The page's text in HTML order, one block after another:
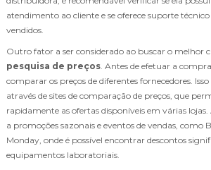
atendimento ao cliente e se oferece suporte
vendidos.
Outro fator a ser considerado ao buscar o melhor
pesquisa de preços. Antes de efetuar a
comparar os preços de diferentes fornecedores.
através de sites de comparação de preços, que
rapidamente as ofertas disponíveis em várias
a promoções sazonais e eventos de vendas, como
Monday, onde é possível encontrar descontos
equipamentos laboratoriais.